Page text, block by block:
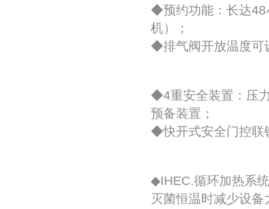
◆预约功能：长达48
机）；
◆排气阀开放温度可
◆4重安全装置：压
预备装置；
◆快开式安全门控联
◆IHEC.循环加热系
灭菌恒温时减少设备